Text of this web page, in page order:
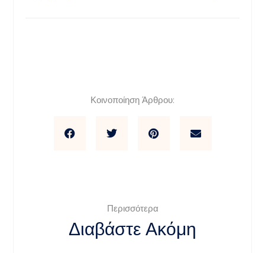
Κοινοποίηση Άρθρου:
Περισσότερα
Διαβάστε Ακόμη